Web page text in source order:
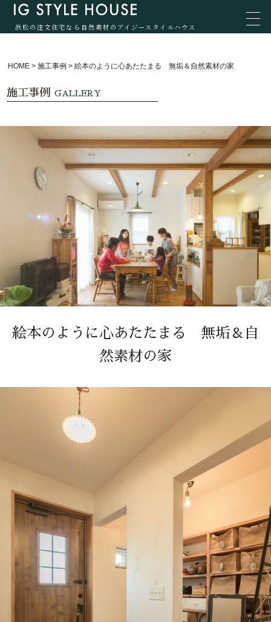
浜松の注文住宅なら自然素材のアイジースタイルハウス
HOME >施工事例 >絵本のように心あたたまる 無垢＆自然素材の家
施工事例 GALLERY
絵本のように心あたたまる 無垢＆自
然素材の家